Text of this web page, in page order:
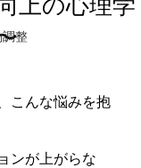
年6月現在)、採用
体です。
イト・バイト・パー
アルバイト情報はこ
整
上の心理学
価されています。
こんな悩みを抱
ンが上がらな